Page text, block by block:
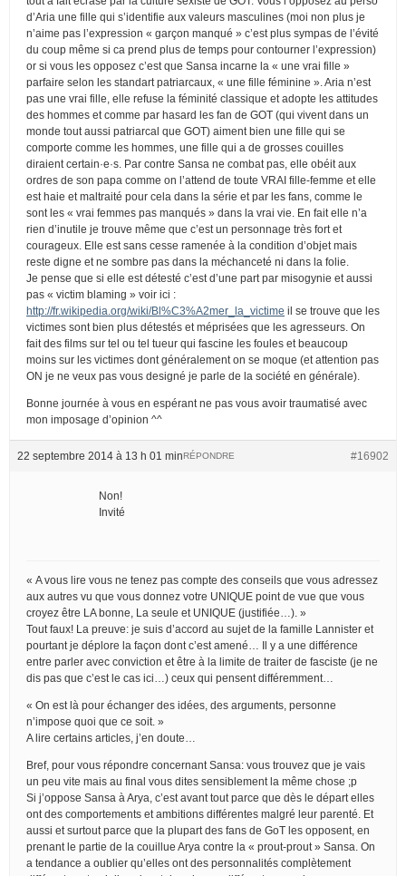
d’Aria une fille qui s’identifie aux valeurs masculines (moi non plus je
n’aime pas l’expression « garçon manqué » c’est plus sympas de l’évité
du coup même si ca prend plus de temps pour contourner l’expression)
or si vous les opposez c’est que Sansa incarne la « une vrai fille »
parfaire selon les standart patriarcaux, « une fille féminine ». Aria n’est
pas une vrai fille, elle refuse la féminité classique et adopte les attitudes
des hommes et comme par hasard les fan de GOT (qui vivent dans un
monde tout aussi patriarcal que GOT) aiment bien une fille qui se
comporte comme les hommes, une fille qui a de grosses couilles
diraient certain·e·s. Par contre Sansa ne combat pas, elle obéit aux
ordres de son papa comme on l’attend de toute VRAI fille-femme et elle
est haie et maltraité pour cela dans la série et par les fans, comme le
sont les « vrai femmes pas manqués » dans la vrai vie. En fait elle n’a
rien d’inutile je trouve même que c’est un personnage très fort et
courageux. Elle est sans cesse ramenée à la condition d’objet mais
reste digne et ne sombre pas dans la méchanceté ni dans la folie.
Je pense que si elle est détesté c’est d’une part par misogynie et aussi
pas « victim blaming » voir ici :
http://fr.wikipedia.org/wiki/Bl%C3%A2mer_la_victime il se trouve que les
victimes sont bien plus détestés et méprisées que les agresseurs. On
fait des films sur tel ou tel tueur qui fascine les foules et beaucoup
moins sur les victimes dont généralement on se moque (et attention pas
ON je ne veux pas vous designé je parle de la société en générale).
Bonne journée à vous en espérant ne pas vous avoir traumatisé avec
mon imposage d’opinion ^^
22 septembre 2014 à 13 h 01 min #16902
RÉPONDRE
Non!
Invité
« A vous lire vous ne tenez pas compte des conseils que vous adressez
aux autres vu que vous donnez votre UNIQUE point de vue que vous
croyez être LA bonne, La seule et UNIQUE (justifiée…). »
Tout faux! La preuve: je suis d’accord au sujet de la famille Lannister et
pourtant je déplore la façon dont c’est amené… Il y a une différence
entre parler avec conviction et être à la limite de traiter de fasciste (je ne
dis pas que c’est le cas ici…) ceux qui pensent différemment…
« On est là pour échanger des idées, des arguments, personne
n’impose quoi que ce soit. »
A lire certains articles, j’en doute…
Bref, pour vous répondre concernant Sansa: vous trouvez que je vais
un peu vite mais au final vous dites sensiblement la même chose ;p
Si j’oppose Sansa à Arya, c’est avant tout parce que dès le départ elles
ont des comportements et ambitions différentes malgré leur parenté. Et
aussi et surtout parce que la plupart des fans de GoT les opposent, en
prenant le partie de la couillue Arya contre la « prout-prout » Sansa. On
a tendance a oublier qu’elles ont des personnalités complètement